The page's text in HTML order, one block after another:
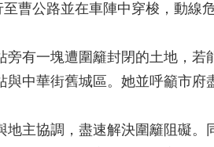
曹公路並在車陣中穿梭，動線
旁有一塊遭圍籬封閉的土地，
中華街舊城區。她並呼籲市府
地主協調，盡速解決圍籬阻礙